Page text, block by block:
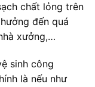
chất lỏng trên
đến quá
xưởng,…
sinh công
là nếu như